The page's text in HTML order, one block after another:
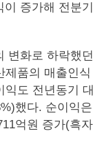
증가해 전분기
변화로 하락했던
제품의 매출인식
익도 전년동기 대
했다. 순이익은
억원 증가(흑자